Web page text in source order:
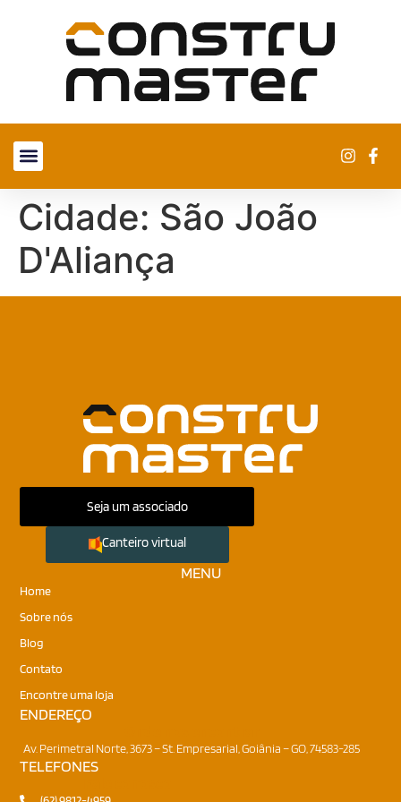
Cidade: São João
D'Aliança
Seja um associado
Canteiro virtual
MENU
Home
Sobre nós
Blog
Contato
Encontre uma loja
ENDEREÇO
Av. Perimetral Norte, 3673 – St. Empresarial, Goiânia – GO, 74583-285
TELEFONES